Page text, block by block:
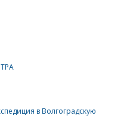
в Волгоградскую